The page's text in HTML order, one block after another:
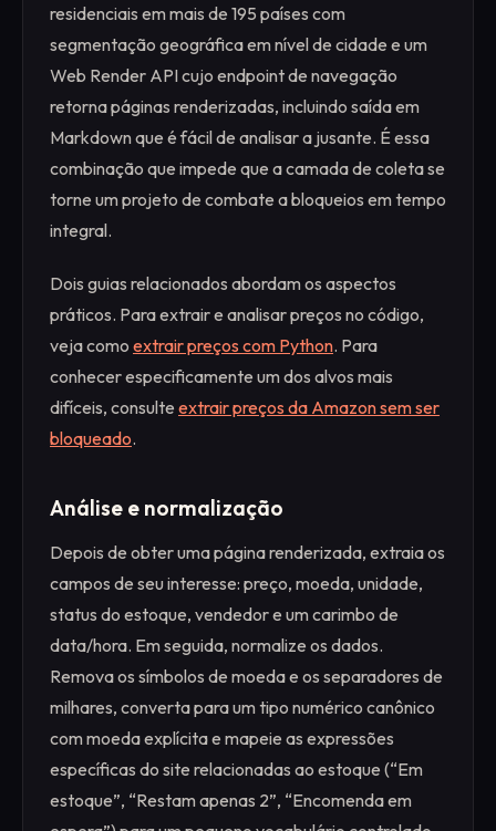
residenciais em mais de 195 países com
segmentação geográfica em nível de cidade e um
Web Render API cujo endpoint de navegação
retorna páginas renderizadas, incluindo saída em
Markdown que é fácil de analisar a jusante. É essa
combinação que impede que a camada de coleta se
torne um projeto de combate a bloqueios em tempo
integral.
Dois guias relacionados abordam os aspectos
práticos. Para extrair e analisar preços no código,
veja como extrair preços com Python. Para
conhecer especificamente um dos alvos mais
difíceis, consulte extrair preços da Amazon sem ser
bloqueado.
Análise e normalização
Depois de obter uma página renderizada, extraia os
campos de seu interesse: preço, moeda, unidade,
status do estoque, vendedor e um carimbo de
data/hora. Em seguida, normalize os dados.
Remova os símbolos de moeda e os separadores de
milhares, converta para um tipo numérico canônico
com moeda explícita e mapeie as expressões
específicas do site relacionadas ao estoque (“Em
estoque”, “Restam apenas 2”, “Encomenda em